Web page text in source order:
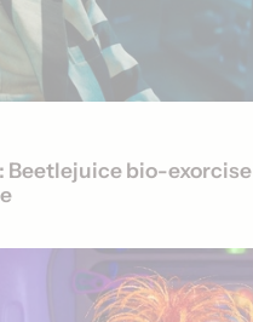
Beetlejuice bio-exorcise